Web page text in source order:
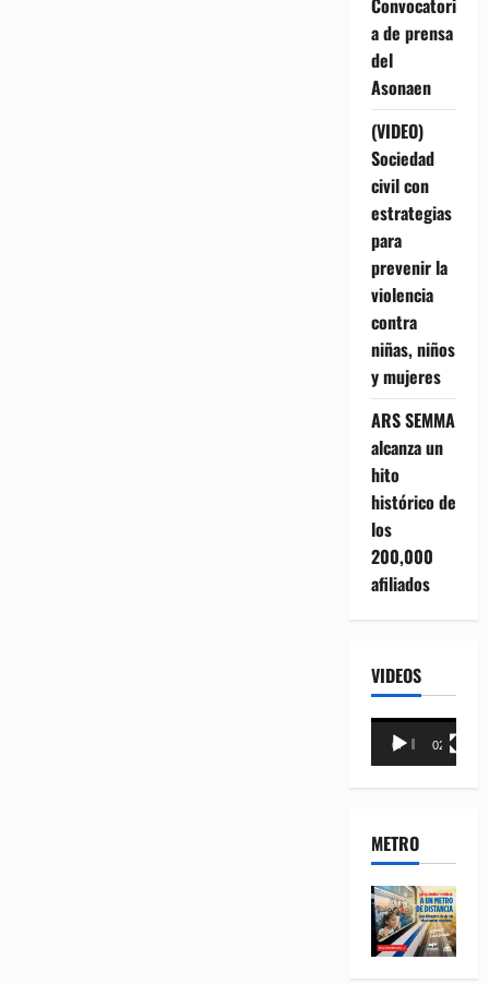
Convocatori
a de prensa
del
Asonaen
(VIDEO)
Sociedad
civil con
estrategias
para
prevenir la
violencia
contra
niñas, niños
y mujeres
ARS SEMMA
alcanza un
hito
histórico de
los
200,000
afiliados
VIDEOS
Reproductor
00:00 02:18
METRO